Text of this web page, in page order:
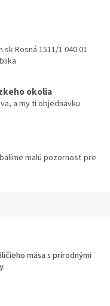
Rosná 1511/1 040 01
okolia
a my ti objednávku
malú pozornosť pre
mäsa s prírodnými